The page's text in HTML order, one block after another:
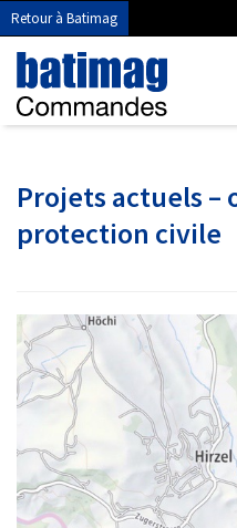
Retour à Batimag
Projets actuels –
protection civile